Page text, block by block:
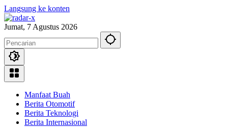
Langsung ke konten
Jumat, 7 Agustus 2026
Manfaat Buah
Berita Otomotif
Berita Teknologi
Berita Internasional